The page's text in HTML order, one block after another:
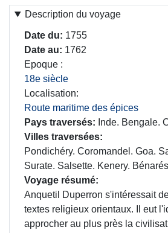
Description du voyage
Date du
1755
Date au
1762
Epoque
18e siècle
Localisation
Route maritime des épices
Pays traversés
Inde. Bengale.
Villes traversées
Pondichéry. Coromandel. Goa.
Surate. Salsette. Kenery.
Voyage résumé
Anquetil Duperron s'intéressait
textes religieux orientaux. Il eut
approcher au plus près la